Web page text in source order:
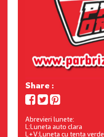
Share :
Abrevieri lunete:
L:Luneta auto clara
L+V:Luneta cu tenta verde